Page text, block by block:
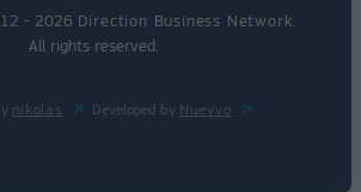
- 2026 Direction Business Network
All rights reserved.
nikolas Developed by Nuevvo